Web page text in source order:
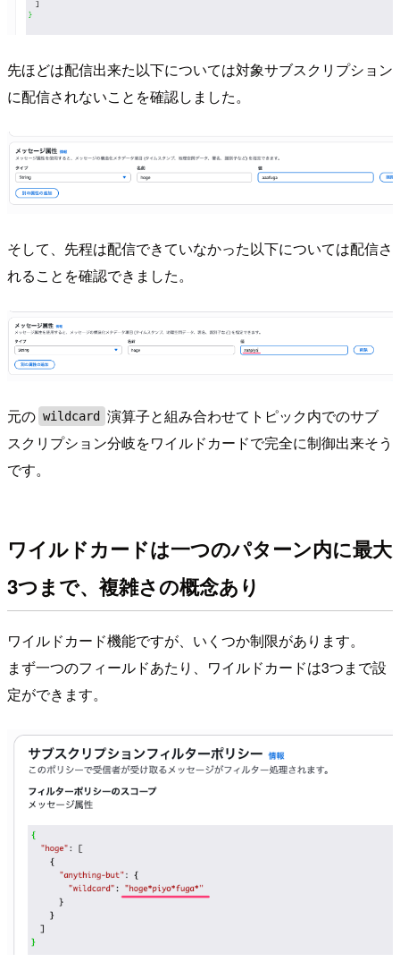
先ほどは配信出来た以下については対象サブスクリプション
に配信されないことを確認しました。
そして、先程は配信できていなかった以下については配信さ
れることを確認できました。
元の wildcard
演算子と組み合わせてトピック内でのサブ
スクリプション分岐をワイルドカードで完全に制御出来そう
です。
ワイルドカードは一つのパターン内に最大
3つまで、複雑さの概念あり
ワイルドカード機能ですが、いくつか制限があります。
まず一つのフィールドあたり、ワイルドカードは3つまで設
定ができます。